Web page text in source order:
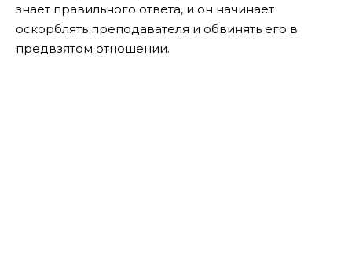
знает правильного ответа, и он начинает
оскорблять преподавателя и обвинять его в
предвзятом отношении.